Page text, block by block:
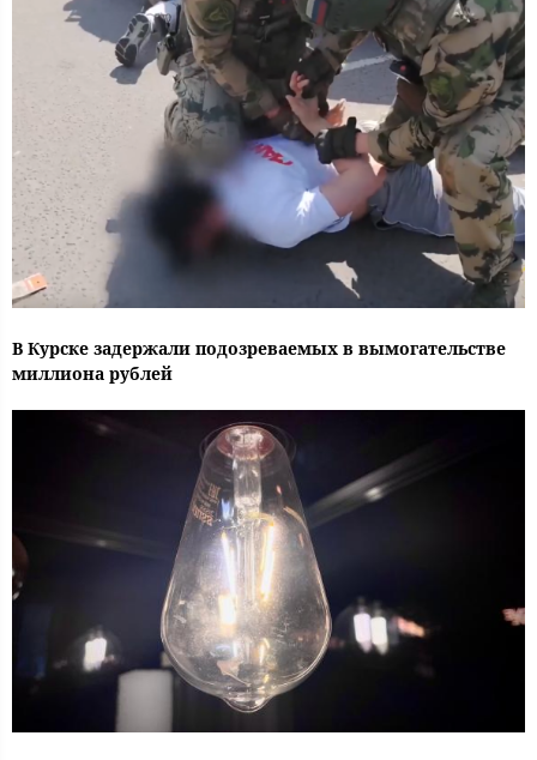
В Курске задержали подозреваемых в вымогательстве
миллиона рублей